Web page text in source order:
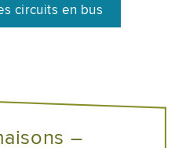
circuits en bus
–